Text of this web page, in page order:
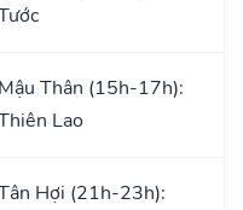
Mậu Thân (15h-17h):
Lao
Hợi (21h-23h):